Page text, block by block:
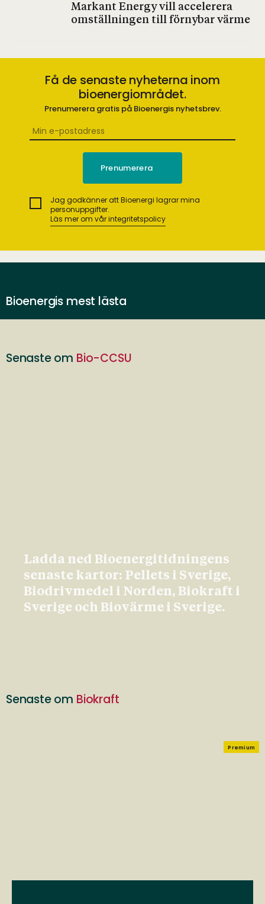
Markant Energy vill accelerera
omställningen till förnybar värme
Få de senaste nyheterna inom
bioenergiområdet.
Prenumerera gratis på Bioenergis nyhetsbrev.
Jag godkänner att Bioenergi lagrar mina
personuppgifter.
Läs mer om vår integritetspolicy
Bioenergis mest lästa
Senaste om Bio-CCSU
Ladda ned Bioenergitidningens
senaste kartor: Pellets i Sverige,
Biodrivmedel i Norden, Biokraft i
Sverige och Biovärme i Sverige.
Senaste om Biokraft
Premium